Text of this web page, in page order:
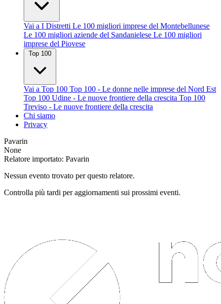
Vai a I Distretti Le 100 migliori imprese del Montebellunese
Le 100 migliori aziende del Sandanielese Le 100 migliori
imprese del Piovese
Top 100
Vai a Top 100 Top 100 - Le donne nelle imprese del Nord Est
Top 100 Udine - Le nuove frontiere della crescita Top 100
Treviso - Le nuove frontiere della crescita
Chi siamo
Privacy
Pavarin
None
Relatore importato: Pavarin
Nessun evento trovato per questo relatore.
Controlla più tardi per aggiornamenti sui prossimi eventi.